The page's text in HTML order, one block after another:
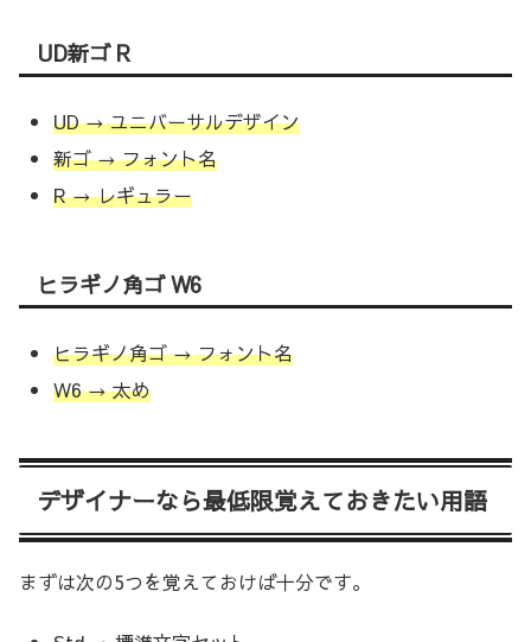
UD新ゴ R
UD → ユニバーサルデザイン
新ゴ → フォント名
R → レギュラー
ヒラギノ角ゴ W6
ヒラギノ角ゴ → フォント名
W6 → 太め
デザイナーなら最低限覚えておきたい用語
まずは次の5つを覚えておけば十分です。